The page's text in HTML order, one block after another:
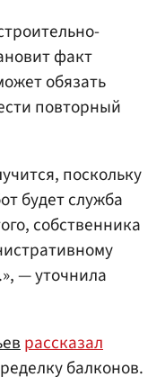
факт
обязать
повторный
поскольку
будет служба
собственника
— уточнила
рассказал
балконов.